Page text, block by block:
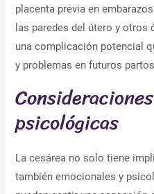
placenta previa en
las paredes del útero y
una complicación potencial
y problemas en futuros
psicológicas
La cesárea no solo tiene
también emocionales y